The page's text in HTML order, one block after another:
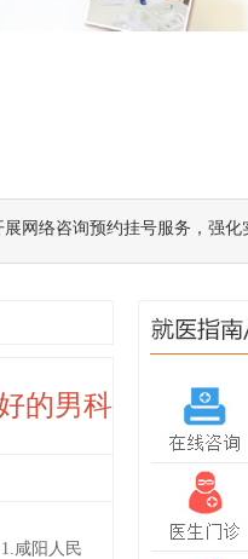
网络咨询预约挂号服务，强化
的男科
咸阳人民